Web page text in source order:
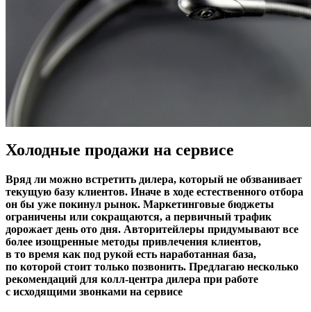
Холодные продажи на сервисе
Вряд ли можно встретить дилера, который не обзванивает
текущую базу клиентов. Иначе в ходе естественного отбора
он бы уже покинул рынок. Маркетинговые бюджеты
ограничены или сокращаются, а первичный трафик
дорожает день ото дня. Авторитейлеры придумывают все
более изощренные методы привлечения клиентов,
в то время как под рукой есть наработанная база,
по которой стоит только позвонить. Предлагаю несколько
рекомендаций для колл-центра дилера при работе
с исходящими звонками на сервисе